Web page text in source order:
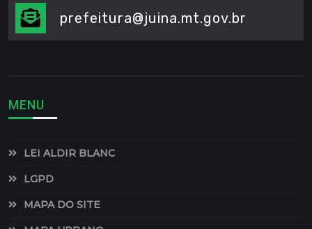
prefeitura@juina.mt.gov.br
MENU
LEI ALDIR BLANC
LGPD
MAPA DO SITE